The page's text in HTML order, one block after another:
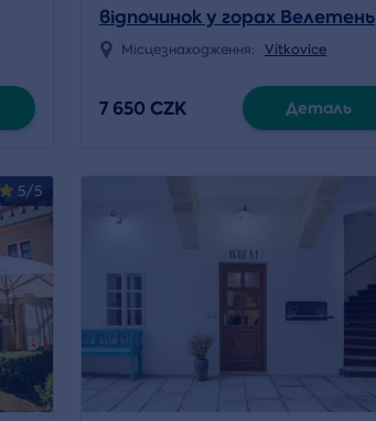
відпочинок у горах Велетень
на 3 ночі
Місцезнаходження: Vítkovice
7 650 CZK Деталь
5/5